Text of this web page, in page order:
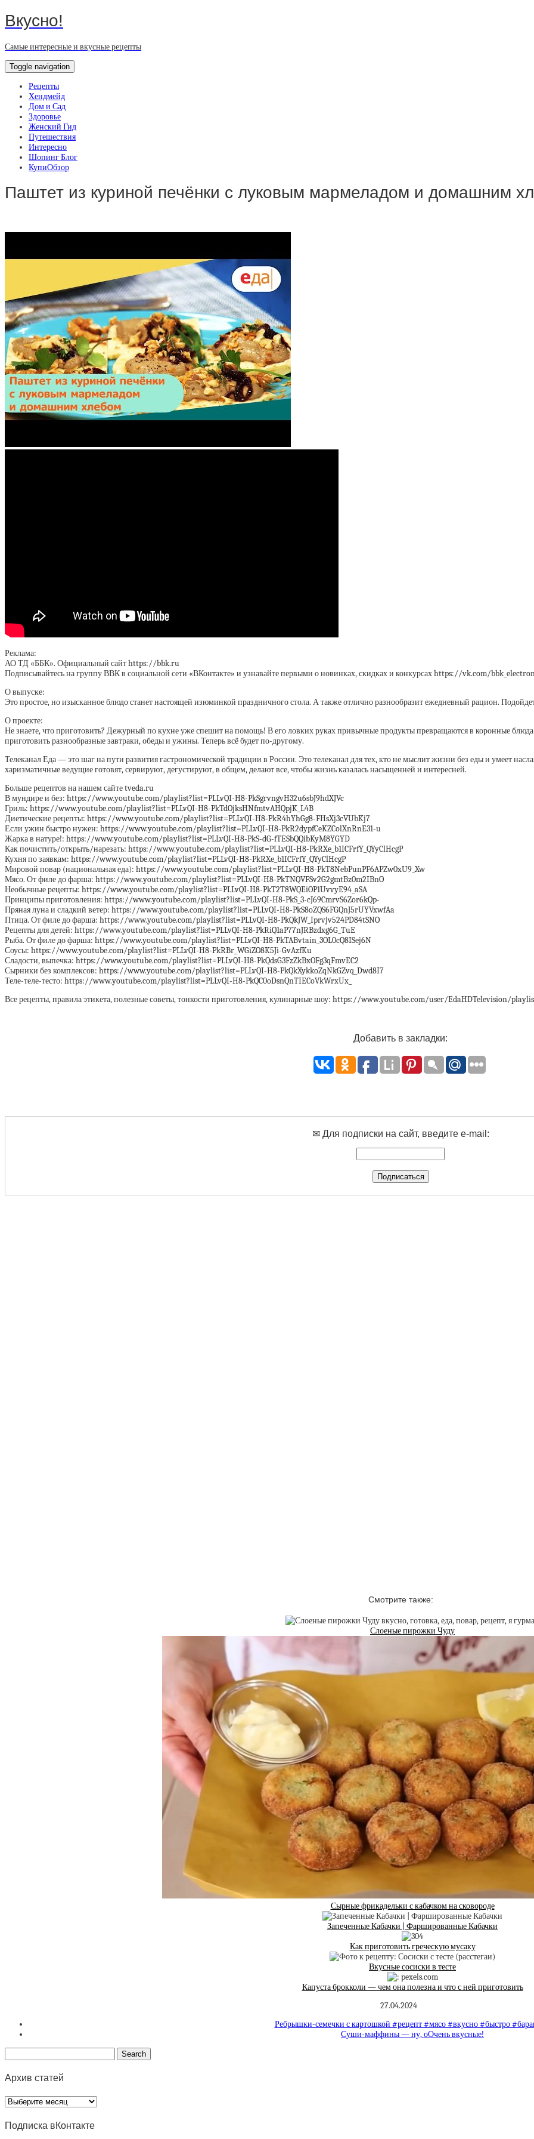
Вкусно!
Самые интересные и вкусные рецепты
Toggle navigation
Рецепты
Хендмейд
Дом и Сад
Здоровье
Женский Гид
Путешествия
Интересно
Шопинг Блог
КупиОбзор
Паштет из куриной печёнки с луковым мармеладом и домашним
Реклама:
АО ТД «ББК». Официальный сайт https://bbk.ru
Подписывайтесь на группу ВВК в социальной сети «ВКонтакте» и узнавайте первыми о новинках, скидках и конкурсах https://vk.com/
О выпуске:
Это простое, но изысканное блюдо станет настоящей изюминкой праздничного стола. А также отлично разнообразит ежедневный рацион.
О проекте:
Не знаете, что приготовить? Дежурный по кухне уже спешит на помощь! В его ловких руках привычные продукты превращаются в коронные
приготовить разнообразные завтраки, обеды и ужины. Теперь всё будет по-другому.
Телеканал Еда — это шаг на пути развития гастрономической традиции в России. Это телеканал для тех, кто не мыслит жизни без еды и умеет
харизматичные ведущие готовят, сервируют, дегустируют, в общем, делают все, чтобы жизнь казалась насыщенней и интересней.
Больше рецептов на нашем сайте tveda.ru
В мундире и без: https://www.youtube.com/playlist?list=PLLvQI-H8-PkSgrvngvH32u6sbJ9hdXJVc
Гриль: https://www.youtube.com/playlist?list=PLLvQI-H8-PkTdOjksHNfmtvAHQpjK_L4B
Диетические рецепты: https://www.youtube.com/playlist?list=PLLvQI-H8-PkR4hYhGg8-FHsXj3cVUbKj7
Если ужин быстро нужен: https://www.youtube.com/playlist?list=PLLvQI-H8-PkR2dypfCeKZColXnRnE31-u
Жарка в натуре!: https://www.youtube.com/playlist?list=PLLvQI-H8-PkS-dG-fTESbQQibKyM8YGYD
Как почистить/открыть/нарезать: https://www.youtube.com/playlist?list=PLLvQI-H8-PkRXe_b1ICFrfY_QYyClHcgP
Кухня по заявкам: https://www.youtube.com/playlist?list=PLLvQI-H8-PkRXe_b1ICFrfY_QYyClHcgP
Мировой повар (национальная еда): https://www.youtube.com/playlist?list=PLLvQI-H8-PkT8NebPunPF6APZw0xU9_Xw
Мясо. От филе до фарша: https://www.youtube.com/playlist?list=PLLvQI-H8-PkTNQVFSv2G2gmtBz0m2IBnO
Необычные рецепты: https://www.youtube.com/playlist?list=PLLvQI-H8-PkT2T8WQEiOP1UvvyE94_aSA
Принципы приготовления: https://www.youtube.com/playlist?list=PLLvQI-H8-PkS_3-cJ69CmrvS6Zor6kQp-
Пряная луна и сладкий ветер: https://www.youtube.com/playlist?list=PLLvQI-H8-PkS8oZQS6FGQnJ5rUYVxwfAa
Птица. От филе до фарша: https://www.youtube.com/playlist?list=PLLvQI-H8-PkQkJW_Iprvjv524PD84tSNO
Рецепты для детей: https://www.youtube.com/playlist?list=PLLvQI-H8-PkRiQ1aP77nJRBzdxg6G_TuE
Рыба. От филе до фарша: https://www.youtube.com/playlist?list=PLLvQI-H8-PkTABvtain_3OL0cQ8ISej6N
Соусы: https://www.youtube.com/playlist?list=PLLvQI-H8-PkRBr_WGiZO8K5Ji-GvAzfKu
Сладости, выпечка: https://www.youtube.com/playlist?list=PLLvQI-H8-PkQdsG3FzZkBxOFg3qFmvEC2
Сырники без комплексов: https://www.youtube.com/playlist?list=PLLvQI-H8-PkQkXykkoZqNkGZvq_Dwd8I7
Теле-теле-тесто: https://www.youtube.com/playlist?list=PLLvQI-H8-PkQC0oDsnQnTIECoVkWrxUx_
Все рецепты, правила этикета, полезные советы, тонкости приготовления, кулинарные шоу: https://www.youtube.com/user/EdaHDTelevision/
Добавить в закладки:
✉ Для подписки на сайт, введите e-mail:
Смотрите также:
Слоеные пирожки Чуду
Сырные фрикадельки с кабачком на сковороде
Запеченные Кабачки | Фаршированные Кабачки
Как приготовить греческую мусаку
Вкусные сосиски в тесте
Капуста брокколи — чем она полезна и что с ней приготовить
27.04.2024
Ребрышки-семечки с картошкой #рецепт #мясо #вкусно #быстро
Суши-маффины — ну, оОчень вкусные!
Архив статей
Архив
статей
Подписка вКонтакте